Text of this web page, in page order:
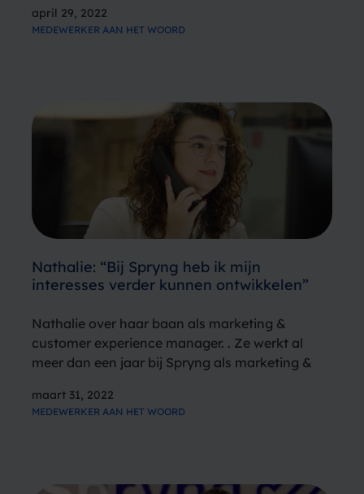
harder te kloppen. Pas 29 lentes jong…
april 29, 2022
MEDEWERKER AAN HET WOORD
Nathalie: “Bij Spryng heb ik mijn
interesses verder kunnen ontwikkelen”
Nathalie over haar baan als marketing &
customer experience manager. . Ze werkt al
meer dan een jaar bij Spryng als marketing &
is ze niet te volgen als ze met haar vriend belt.
maart 31, 2022
MEDEWERKER AAN HET WOORD